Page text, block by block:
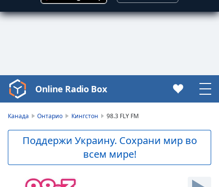
Video
Player
Skip
Online Radio Box
Канада Онтарио Кингстон 98.3 FLY FM
Поддержи Украину. Сохрани мир во
всем мире!